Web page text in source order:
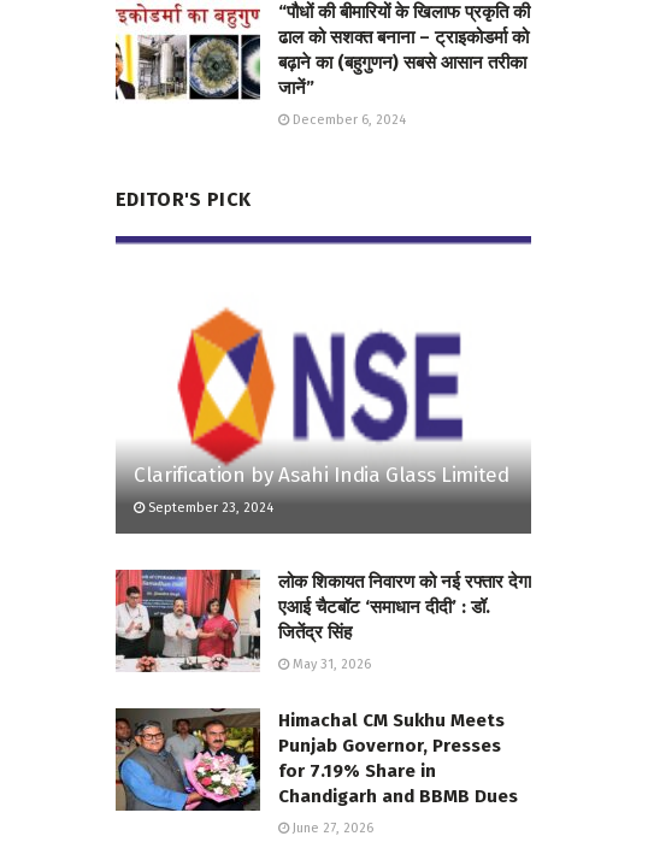
“पौधों की बीमारियों के खिलाफ प्रकृति की
ढाल को सशक्त बनाना – ट्राइकोडर्मा को
बढ़ाने का (बहुगुणन) सबसे आसान तरीका
जानें”
December 6, 2024
EDITOR'S PICK
Clarification by Asahi India Glass Limited
September 23, 2024
लोक शिकायत निवारण को नई रफ्तार देगा
एआई चैटबॉट ‘समाधान दीदी’ : डॉ.
जितेंद्र सिंह
May 31, 2026
Himachal CM Sukhu Meets
Punjab Governor, Presses
for 7.19% Share in
Chandigarh and BBMB Dues
June 27, 2026